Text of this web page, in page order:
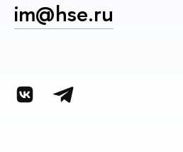
im@hse.ru